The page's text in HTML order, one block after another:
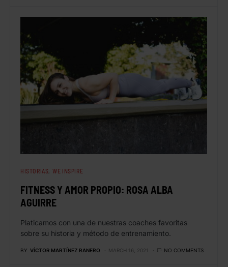
HISTORIAS WE INSPIRE
FITNESS Y AMOR PROPIO: ROSA ALBA
AGUIRRE
Platicamos con una de nuestras coaches favoritas
sobre su historia y método de entrenamiento.
BY VÍCTOR MARTÍNEZ RANERO MARCH 16, 2021 NO COMMENTS